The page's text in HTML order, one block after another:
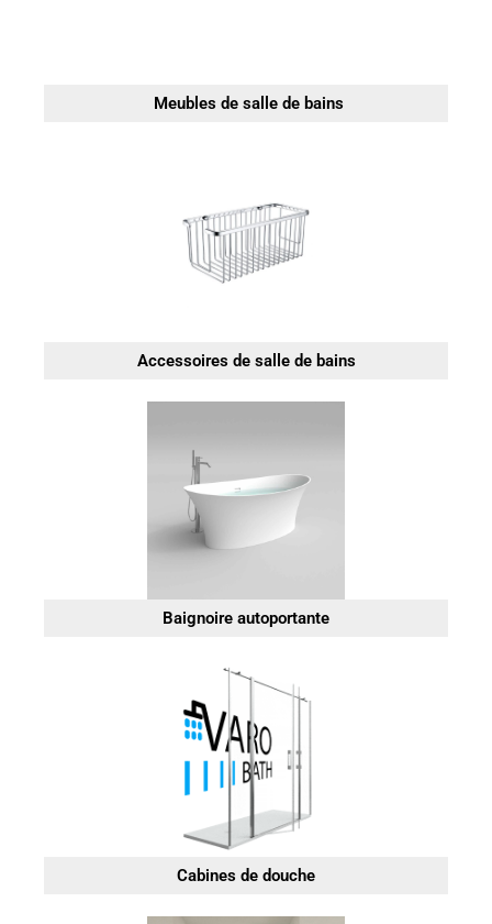
Meubles de salle de bains
Accessoires de salle de bains
Baignoire autoportante
Cabines de douche